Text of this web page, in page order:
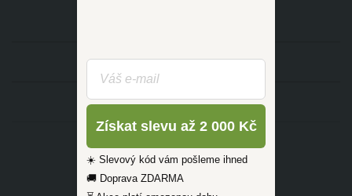
KATEGORIE
INFORMACE
Získat slevu až 2 000 Kč
☀️ Slevový kód vám pošleme ihned
🚚 Doprava ZDARMA